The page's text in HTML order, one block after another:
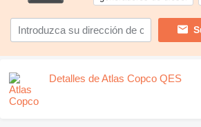
Detalles de Atlas Copco QES